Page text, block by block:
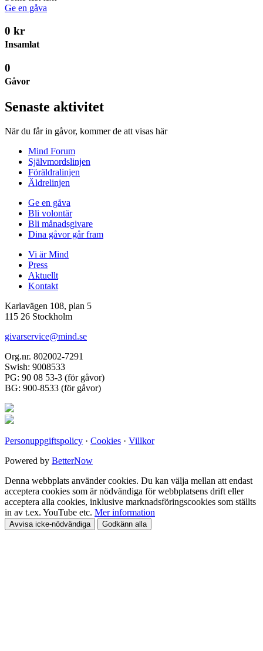
Ge en gåva
0 kr
Insamlat
0
Gåvor
Senaste aktivitet
När du får in gåvor, kommer de att visas här
Mind Forum
Självmordslinjen
Föräldralinjen
Äldrelinjen
Ge en gåva
Bli volontär
Bli månadsgivare
Dina gåvor går fram
Vi är Mind
Press
Aktuellt
Kontakt
Karlavägen 108, plan 5
115 26 Stockholm
givarservice@mind.se
Org.nr. 802002-7291
Swish: 9008533
PG: 90 08 53-3 (för gåvor)
BG: 900-8533 (för gåvor)
Personuppgiftspolicy · Cookies · Villkor
Powered by BetterNow
Denna webbplats använder cookies. Du kan välja mellan att endast
acceptera cookies som är nödvändiga för webbplatsens drift eller
acceptera alla cookies, inklusive marknadsföringscookies som ställts
in av t.ex. YouTube etc. Mer information
Avvisa icke-nödvändiga Godkänn alla